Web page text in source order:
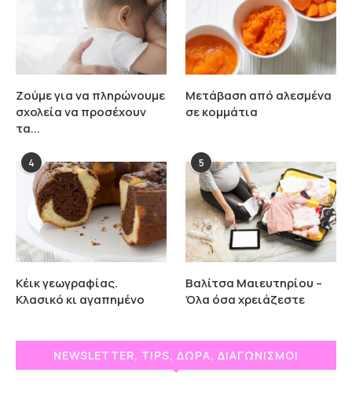
Ζούμε για να πληρώνουμε
σχολεία να προσέχουν
τα...
Μετάβαση από αλεσμένα
σε κομμάτια
4
Κέικ γεωγραφίας.
Κλασικό κι αγαπημένο
5
Βαλίτσα Μαιευτηρίου –
Όλα όσα χρειάζεστε
NEWSLETTER, TIPS, ΔΩΡΑ, ΔΙΑΓΩΝΙΣΜΟΙ